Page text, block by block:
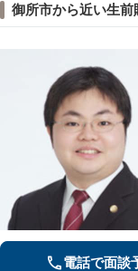
御所市から近い生
電話で面談